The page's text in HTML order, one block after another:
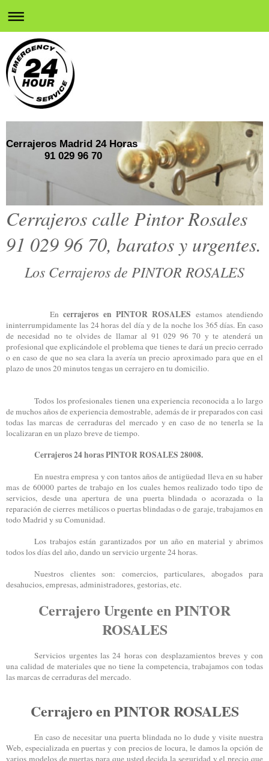
Cerrajeros Madrid 24 Horas
91 029 96 70
Cerrajeros calle Pintor Rosales
91 029 96 70, baratos y urgentes.
Los Cerrajeros de PINTOR ROSALES
Encerrajeros en PINTOR ROSALES estamos atendiendo
ininterrumpidamente las 24 horas del día y de la noche los 365 días. En caso
de necesidad no te olvides de llamar al 91 029 96 70 y te atenderá un
profesional que explicándole el problema que tienes te dará un precio cerrado
o en caso de que no sea clara la avería un precio aproximado para que en el
plazo de unos 20 minutos tengas un cerrajero en tu domicilio.
Todos los profesionales tienen una experiencia reconocida a lo largo
de muchos años de experiencia demostrable, además de ir preparados con casi
todas las marcas de cerraduras del mercado y en caso de no tenerla se la
localizaran en un plazo breve de tiempo.
Cerrajeros 24 horas PINTOR ROSALES 28008.
En nuestra empresa y con tantos años de antigüedad lleva en su haber
mas de 60000 partes de trabajo en los cuales hemos realizado todo tipo de
servicios, desde una apertura de una puerta blindada o acorazada o la
reparación de cierres metálicos o puertas blindadas o de garaje, trabajamos en
todo Madrid y su Comunidad.
Los trabajos están garantizados por un año en material y abrimos
todos los días del año, dando un servicio urgente 24 horas.
Nuestros clientes son: comercios, particulares, abogados para
desahucios, empresas, administradores, gestorias, etc.
Cerrajero Urgente en PINTOR
ROSALES
Servicios urgentes las 24 horas con desplazamientos breves y con
una calidad de materiales que no tiene la competencia, trabajamos con todas
las marcas de cerraduras del mercado.
Cerrajero en PINTOR ROSALES
En caso de necesitar una puerta blindada no lo dude y visite nuestra
Web, especializada en puertas y con precios de locura, le damos la opción de
varios modelos de puertas para que usted decida la seguridad y el precio que